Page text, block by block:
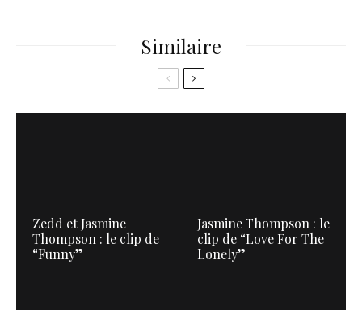
Similaire
Zedd et Jasmine
Thompson : le clip de
“Funny”
Jasmine Thompson : le
clip de “Love For The
Lonely”